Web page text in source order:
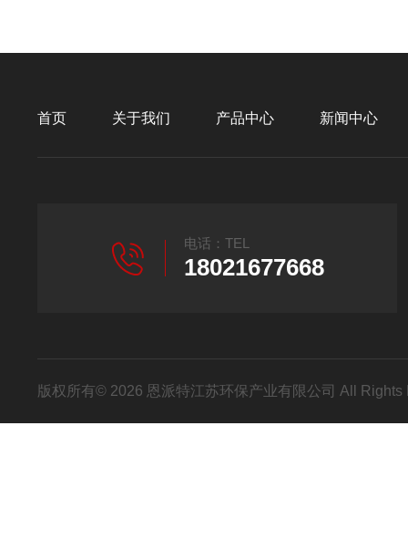
首页 关于我们 产品中心 新闻中心
电话：TEL
18021677668
版权所有© 2026 恩派特江苏环保产业有限公司 All